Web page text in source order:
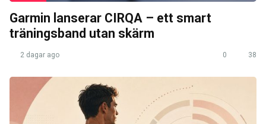
Garmin lanserar CIRQA – ett smart
träningsband utan skärm
2 dagar ago 0 38